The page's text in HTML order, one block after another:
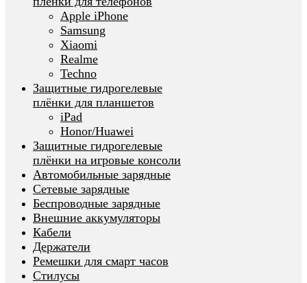
Apple iPhone
Samsung
Xiaomi
Realme
Techno
Защитные гидрогелевые
плёнки для планшетов
iPad
Honor/Huawei
Защитные гидрогелевые
плёнки на игровые консоли
Автомобильные зарядные
Сетевые зарядные
Беспроводные зарядные
Внешние аккумуляторы
Кабели
Держатели
Ремешки для смарт часов
Стилусы